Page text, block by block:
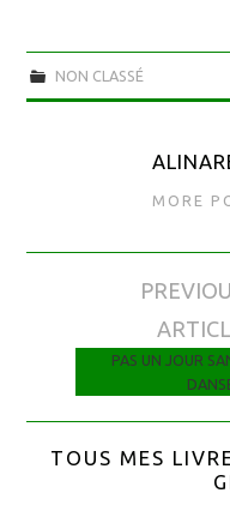
NON CLASSÉ
MORE
Navigation
PAS UN JOUR
TOUS MES